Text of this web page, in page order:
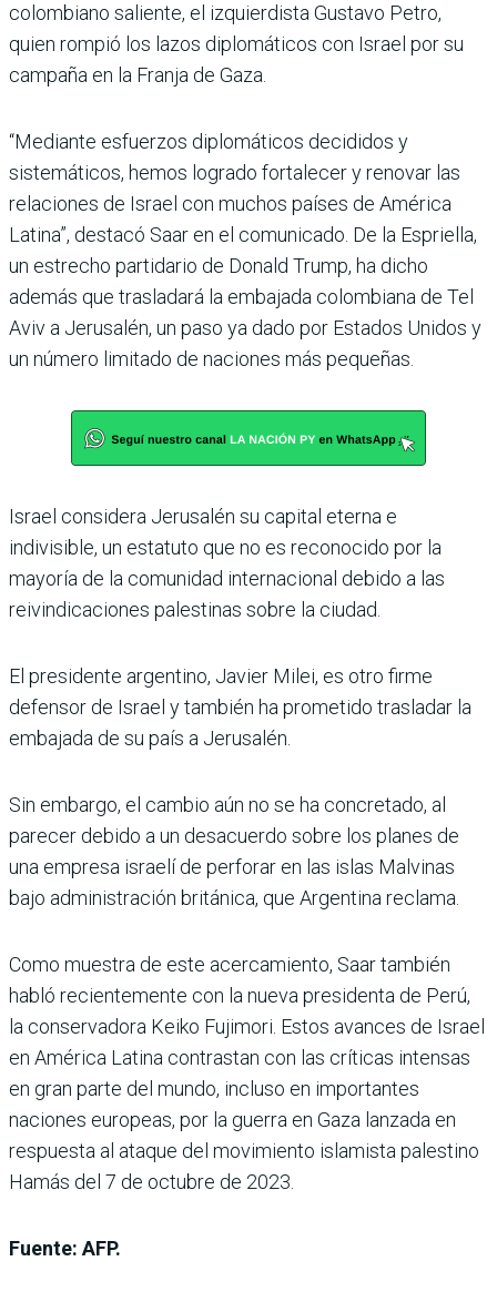
colombiano saliente, el izquierdista Gustavo Petro,
quien rompió los lazos diplomáticos con Israel por su
campaña en la Franja de Gaza.
“Mediante esfuerzos diplomáticos decididos y
sistemáticos, hemos logrado fortalecer y renovar las
relaciones de Israel con muchos países de América
Latina”, destacó Saar en el comunicado. De la Espriella,
un estrecho partidario de Donald Trump, ha dicho
además que trasladará la embajada colombiana de Tel
Aviv a Jerusalén, un paso ya dado por Estados Unidos y
un número limitado de naciones más pequeñas.
Israel considera Jerusalén su capital eterna e
indivisible, un estatuto que no es reconocido por la
mayoría de la comunidad internacional debido a las
reivindicaciones palestinas sobre la ciudad.
El presidente argentino, Javier Milei, es otro firme
defensor de Israel y también ha prometido trasladar la
embajada de su país a Jerusalén.
Sin embargo, el cambio aún no se ha concretado, al
parecer debido a un desacuerdo sobre los planes de
una empresa israelí de perforar en las islas Malvinas
bajo administración británica, que Argentina reclama.
Como muestra de este acercamiento, Saar también
habló recientemente con la nueva presidenta de Perú,
la conservadora Keiko Fujimori. Estos avances de Israel
en América Latina contrastan con las críticas intensas
en gran parte del mundo, incluso en importantes
naciones europeas, por la guerra en Gaza lanzada en
respuesta al ataque del movimiento islamista palestino
Hamás del 7 de octubre de 2023.
Fuente: AFP.